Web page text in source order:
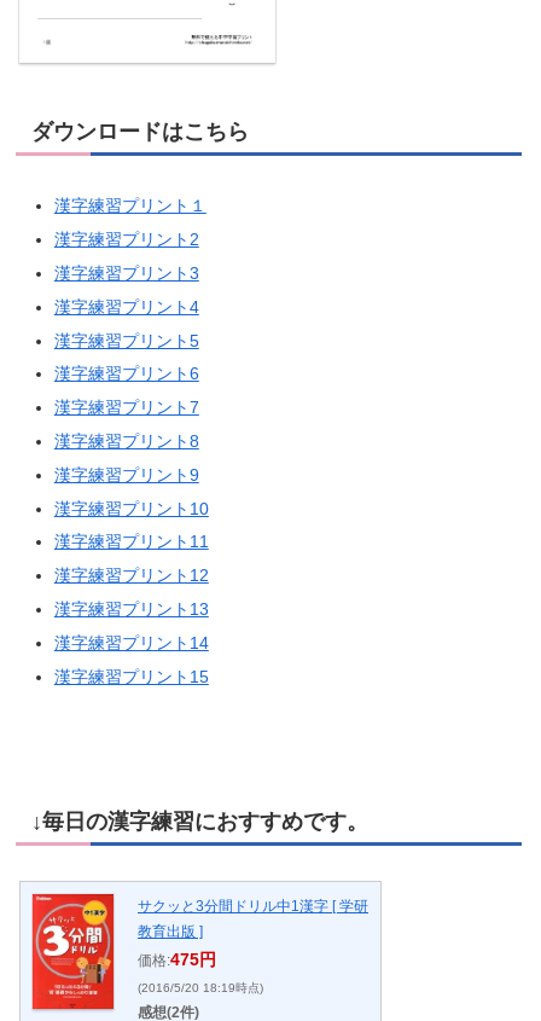
ダウンロードはこちら
漢字練習プリント１
漢字練習プリント2
漢字練習プリント3
漢字練習プリント4
漢字練習プリント5
漢字練習プリント6
漢字練習プリント7
漢字練習プリント8
漢字練習プリント9
漢字練習プリント10
漢字練習プリント11
漢字練習プリント12
漢字練習プリント13
漢字練習プリント14
漢字練習プリント15
↓毎日の漢字練習におすすめです。
サクッと3分間ドリル中1漢字 [ 学研
教育出版 ]
価格:475円
(2016/5/20 18:19時点)
感想(2件)